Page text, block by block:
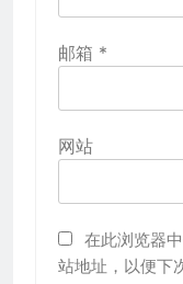
邮箱 *
网站
在此浏览器
站地址，以便下